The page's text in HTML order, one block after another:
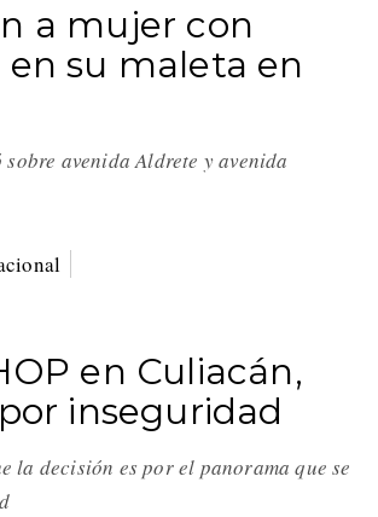
a mujer con
en su maleta en
avenida Aldrete y avenida
en Culiacán,
inseguridad
la decisión es por el panorama que se